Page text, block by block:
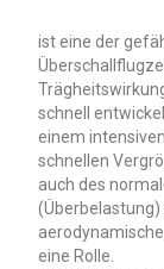
ist eine der
schnell
einem
schnellen
auch des
(Überbelastung)
eine Rolle.